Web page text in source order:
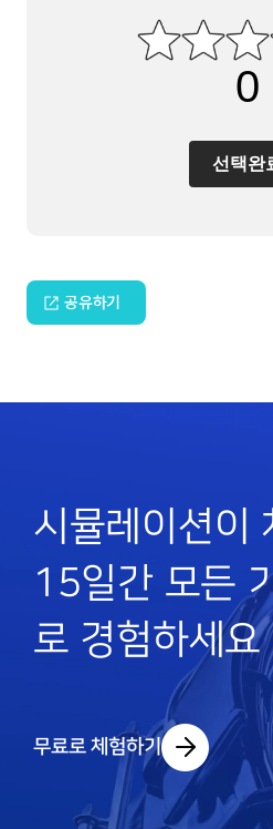
선택완
공유하기
시뮬레이션이
15일간 모든
로 경험하세요
무료로 체험하기